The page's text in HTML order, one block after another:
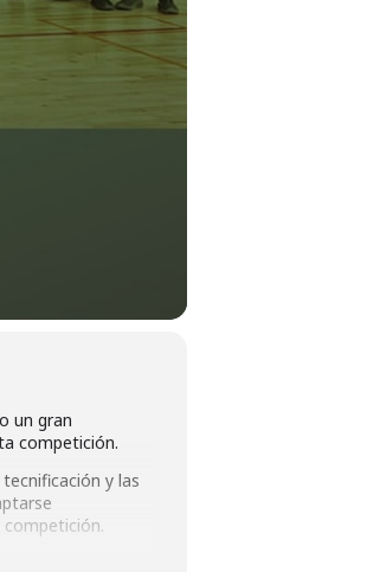
un gran
competición.
y las